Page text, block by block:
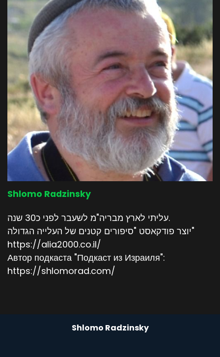
Shlomo Radzinsky
עליתי לארץ מבריה"מ לשעבר לפני כ30 שנה.
יוצר פודקאסט "סיפורים קטנים של העלייה הגדולה"
https://alia2000.co.il/
Автор подкаста "Подкаст из Израиля":
https://shlomorad.com/
Shlomo Radzinsky